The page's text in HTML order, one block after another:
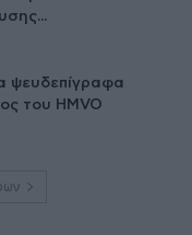
ψευδεπίγραφα
του HMVO